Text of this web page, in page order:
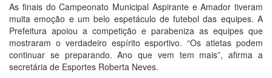
As finais do Campeonato Municipal Aspirante e Amador tiveram
muita emoção e um belo espetáculo de futebol das equipes. A
Prefeitura apoiou a competição e parabeniza as equipes que
mostraram o verdadeiro espírito esportivo. “Os atletas podem
continuar se preparando. Ano que vem tem mais”, afirma a
secretária de Esportes Roberta Neves.